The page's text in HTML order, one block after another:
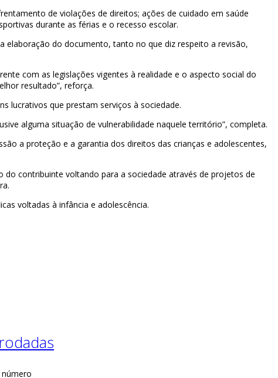
de violações de direitos; ações de cuidado em saúde
durante as férias e o recesso escolar.
elaboração do documento, tanto no que diz respeito a revisão,
com as legislações vigentes à realidade e o aspecto social do
resultado”, reforça.
lucrativos que prestam serviços à sociedade.
alguma situação de vulnerabilidade naquele território”, completa.
a proteção e a garantia dos direitos das crianças e adolescentes,
contribuinte voltando para a sociedade através de projetos de
voltadas à infância e adolescência.